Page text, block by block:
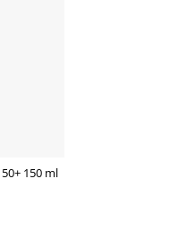
150 ml